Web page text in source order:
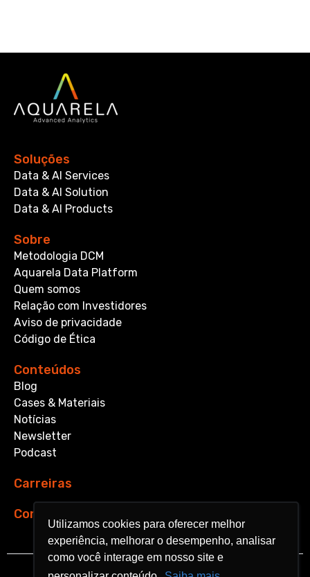
Utilizamos cookies para oferecer melhor
experiência, melhorar o desempenho, analisar
como você interage em nosso site e
Utilizamos cookies para oferecer melhor
experiência, melhorar o desempenho, analisar
como você interage em nosso site e
Soluções
Data & AI Services
Data & AI Solution
Data & AI Products
Sobre
Metodologia DCM
Aquarela Data Platform
Quem somos
Relação com Investidores
Aviso de privacidade
Código de Ética
Conteúdos
Blog
Cases & Materiais
Notícias
Newsletter
Podcast
Carreiras
Contato